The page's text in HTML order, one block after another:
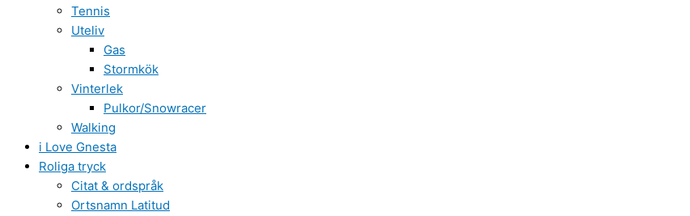
Tennis
Uteliv
Gas
Stormkök
Vinterlek
Pulkor/Snowracer
Walking
i Love Gnesta
Roliga tryck
Citat & ordspråk
Ortsnamn Latitud